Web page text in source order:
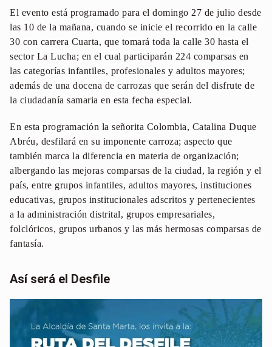
El evento está programado para el domingo 27 de julio desde
las 10 de la mañana, cuando se inicie el recorrido en la calle
30 con carrera Cuarta, que tomará toda la calle 30 hasta el
sector La Lucha; en el cual participarán 224 comparsas en
las categorías infantiles, profesionales y adultos mayores;
además de una docena de carrozas que serán del disfrute de
la ciudadanía samaria en esta fecha especial.
En esta programación la señorita Colombia, Catalina Duque
Abréu, desfilará en su imponente carroza; aspecto que
también marca la diferencia en materia de organización;
albergando las mejoras comparsas de la ciudad, la región y el
país, entre grupos infantiles, adultos mayores, instituciones
educativas, grupos institucionales adscritos y pertenecientes
a la administración distrital, grupos empresariales,
folclóricos, grupos urbanos y las más hermosas comparsas de
fantasía.
Así será el Desfile